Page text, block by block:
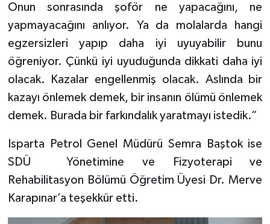
Onun sonrasında şoför ne yapacağını, ne
yapmayacağını anlıyor. Ya da molalarda hangi
egzersizleri yapıp daha iyi uyuyabilir bunu
öğreniyor. Çünkü iyi uyuduğunda dikkati daha iyi
olacak. Kazalar engellenmiş olacak. Aslında bir
kazayı önlemek demek, bir insanın ölümü önlemek
demek. Burada bir farkındalık yaratmayı istedik.”
Isparta Petrol Genel Müdürü Semra Baştok ise
SDÜ Yönetimine ve Fizyoterapi ve
Rehabilitasyon Bölümü Öğretim Üyesi Dr. Merve
Karapınar’a teşekkür etti.